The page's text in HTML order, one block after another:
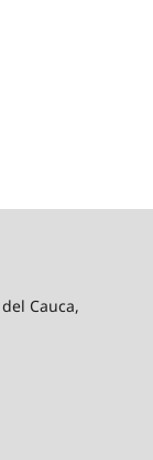
Cauca,